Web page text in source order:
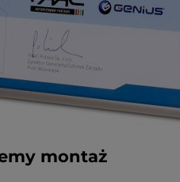
montaż